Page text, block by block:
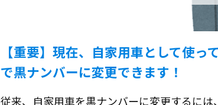
【重要】現在、自家用車として使
で黒ナンバーに変更できます！
従来、自家用車を黒ナンバーに変更するに